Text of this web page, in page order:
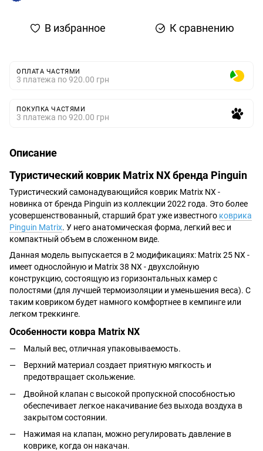
В избранное К сравнению
ОПЛАТА ЧАСТЯМИ
3 платежа по 920.00 грн
ПОКУПКА ЧАСТЯМИ
3 платежа по 920.00 грн
Описание
Туристический коврик Matrix NX бренда Pinguin
Туристический самонадувающийся коврик Matrix NX -
новинка от бренда Pinguin из коллекции 2022 года. Это более
усовершенствованный, старший брат уже известного коврика
Pinguin Matrix. У него анатомическая форма, легкий вес и
компактный объем в сложенном виде.
Данная модель выпускается в 2 модификациях: Matrix 25 NX -
имеет однослойную и Matrix 38 NX - двухслойную
конструкцию, состоящую из горизонтальных камер с
полостями (для лучшей термоизоляции и уменьшения веса). С
таким ковриком будет намного комфортнее в кемпинге или
легком треккинге.
Особенности ковра Matrix NX
Малый вес, отличная упаковываемость.
Верхний материал создает приятную мягкость и
предотвращает скольжение.
Двойной клапан с высокой пропускной способностью
обеспечивает легкое накачивание без выхода воздуха в
закрытом состоянии.
Нажимая на клапан, можно регулировать давление в
коврике, когда он накачан.